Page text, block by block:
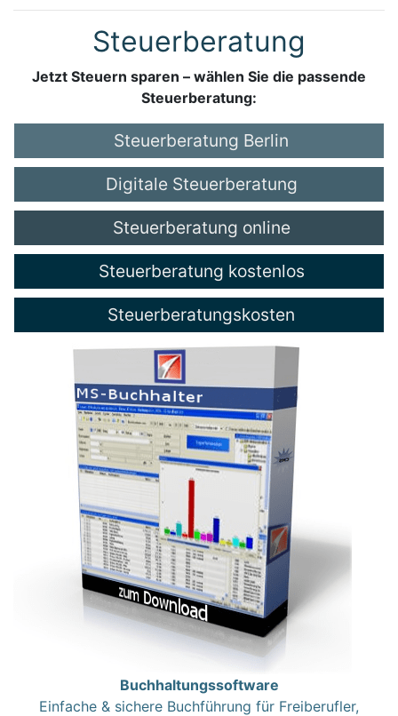
Steuerberatung
Jetzt Steuern sparen – wählen Sie die passende
Steuerberatung:
Steuerberatung Berlin
Digitale Steuerberatung
Steuerberatung online
Steuerberatung kostenlos
Steuerberatungskosten
Buchhaltungssoftware
Einfache & sichere Buchführung für Freiberufler,